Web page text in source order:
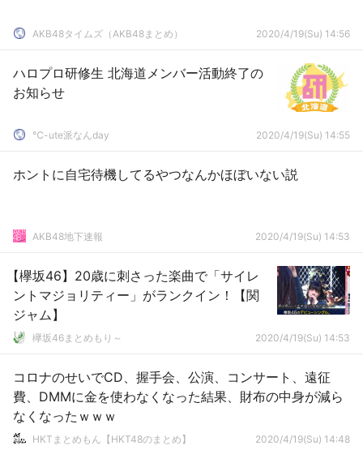
AKB48タイムズ（AKB48まとめ） 2020/4/19(Su) 14:56
ハロプロ研修生 北海道メンバー活動終了の
お知らせ
℃-ute派なんday 2020/4/19(Su) 14:55
ホントに自宅待機してるやつなんかほぼいない説
AKB48地下速報 2020/4/19(Su) 14:53
【欅坂46】20歳に刺さった楽曲で「サイレ
ントマジョリティー」がランクイン！【関
ジャム】
欅坂46まとめもり～ 2020/4/19(Su) 14:53
コロナのせいでCD、握手会、公演、コンサート、遠征
費、DMMに金を使わなくなった結果、財布の中身が減ら
なくなったｗｗｗ
HKTまとめもん【HKT48のまとめ】 2020/4/19(Su) 14:48